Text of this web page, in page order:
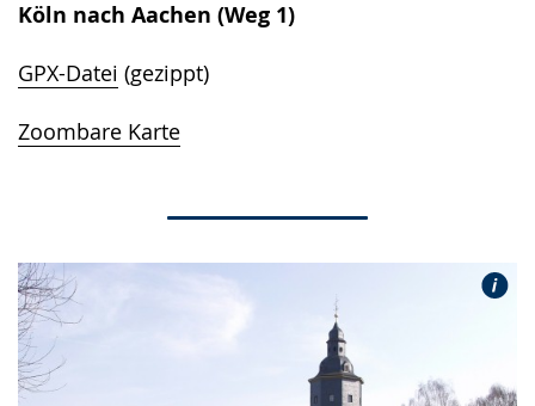
Köln nach Aachen (Weg 1)
GPX-Datei (gezippt)
Zoombare Karte